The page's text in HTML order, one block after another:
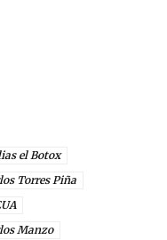
el Botox
Torres Piña
Manzo